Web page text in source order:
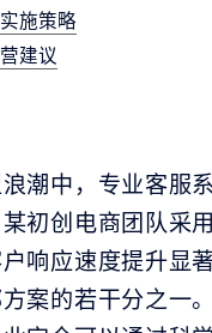
施策略
建议
潮中，专业客服
初创电商团队采
响应速度提升显
案的若干分之一